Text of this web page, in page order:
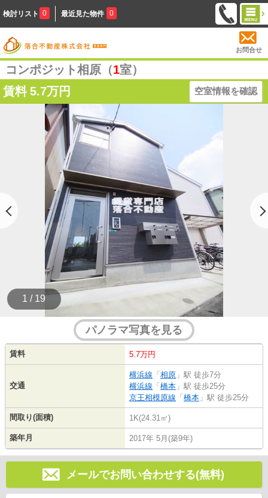
検討リスト 0 最近見た物件 0
お問合せ
コンポジット相原（1室）
賃料 5.7万円 空室情報を確認
1 / 19
パノラマ写真を見る
賃料 5.7万円
交通
横浜線 「 相原 」駅 徒歩7分
横浜線 「 橋本 」駅 徒歩25分
京王相模原線 「 橋本 」駅 徒歩25分
間取り(面積) 1K(24.31㎡)
築年月 2017年 5月(築9年)
メールでお問い合わせする(無料)